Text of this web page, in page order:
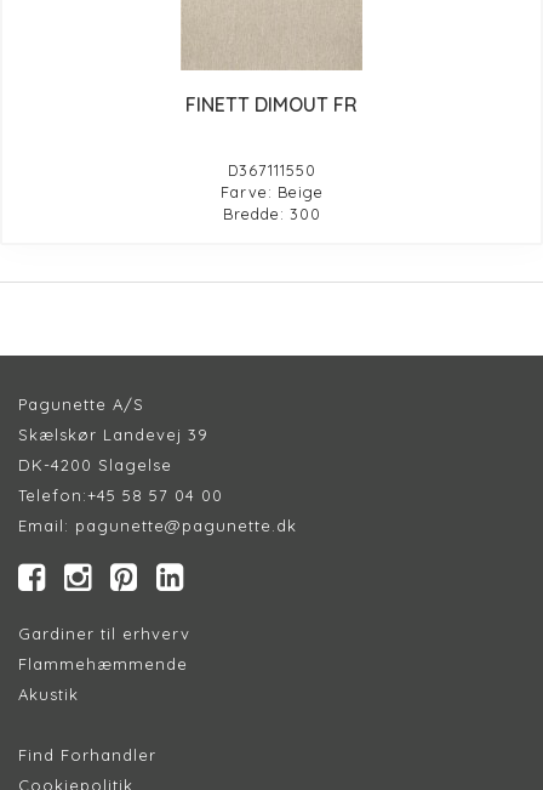
FINETT DIMOUT FR
D367111550
Farve: Beige
Bredde: 300
Pagunette A/S
Skælskør Landevej 39
DK-4200 Slagelse
Telefon:+45 58 57 04 00
Email: pagunette@pagunette.dk
Gardiner til erhverv
Flammehæmmende
Akustik
Find Forhandler
Cookiepolitik